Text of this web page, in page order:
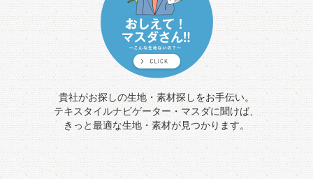
貴社がお探しの生地・素材探しをお手伝い。
テキスタイルナビゲーター・マスダに聞けば、
きっと最適な生地・素材が見つかります。